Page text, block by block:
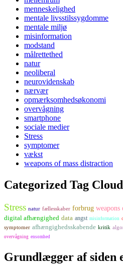
menneskelighed
mentale livsstilssygdomme
mentale miljø
misinformation
modstand
målrettethed
natur
neoliberal
neurovidenskab
nærvær
opmærksomhedsøkonomi
overvågning
smartphone
sociale medier
Stress
symptomer
vækst
weapons of mass distraction
Categorized Tag Cloud
Stress natur fællesskaber forbrug weapons
digital afhængighed data angst misinformation
symptomer afhængighedsskabende kritik
overvågning ensomhed
Grundlægger af siden